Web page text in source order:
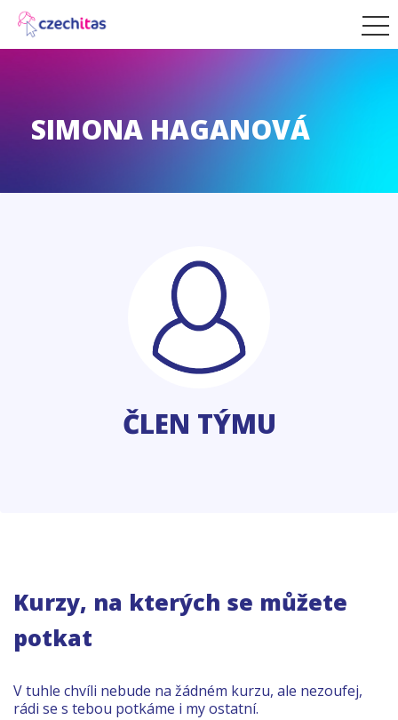
SIMONA HAGANOVÁ
ČLEN TÝMU
Kurzy, na kterých se můžete
potkat
V tuhle chvíli nebude na žádném kurzu, ale nezoufej,
rádi se s tebou potkáme i my ostatní.